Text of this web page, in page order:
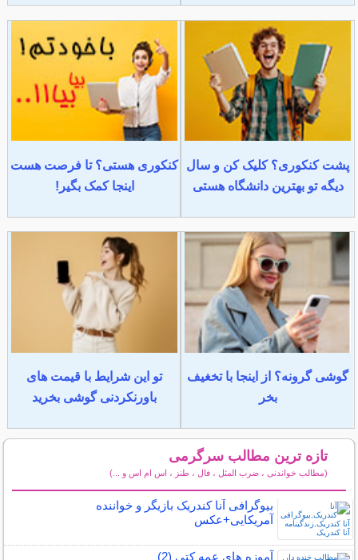
پشت کنکوری؟ کلیک کن و سال
دیگه تو بهترین دانشگاه هستی
کنکوری هستی؟ تا فرصت هست
اینجا کمک بگیر!
گوشی گرونه؟ از اینجا با تخغیف
بخر
تو این شرایط با قیمت های
باورنکردنی گوشی بخرید
تازه ترین مطالب سرگرمی
(مطالب خواندنی ، ضرب المثل ، فال ، طنز ، اس ام اس و ...)
بیوگرافی آنا کندریک بازیگر و خواننده
آمریکایی+عکس
آموزه های عمه کتی (2)